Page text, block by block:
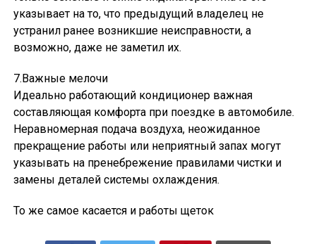
указывает на то, что предыдущий владелец не
устранил ранее возникшие неисправности, а
возможно, даже не заметил их.
7.Важные мелочи
Идеально работающий кондиционер важная
составляющая комфорта при поездке в автомобиле.
Неравномерная подача воздуха, неожиданное
прекращение работы или неприятный запах могут
указывать на пренебрежение правилами чистки и
замены деталей системы охлаждения.
То же самое касается и работы щеток